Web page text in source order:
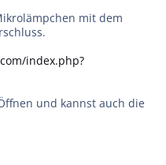
mit dem
index.php?
und kannst auch die